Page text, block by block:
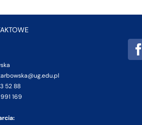
52 88
169